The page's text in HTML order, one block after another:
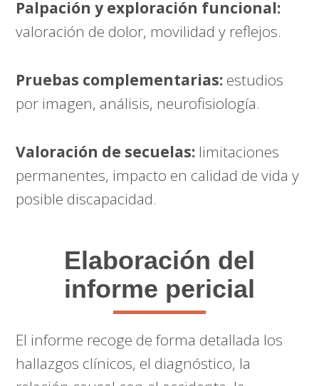
Palpación y exploración funcional:
valoración de dolor, movilidad y reflejos.
Pruebas complementarias: estudios
por imagen, análisis, neurofisiología.
Valoración de secuelas: limitaciones
permanentes, impacto en calidad de vida y
posible discapacidad.
Elaboración del
informe pericial
El informe recoge de forma detallada los
hallazgos clínicos, el diagnóstico, la